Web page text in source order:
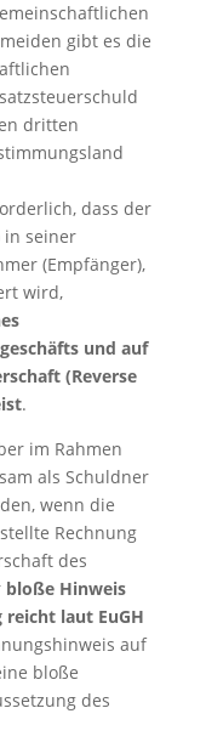
gibt es die
dritten
dass der
in seiner
(Empfänger),
wird,
und auf
(Reverse
.
im Rahmen
als Schuldner
wenn die
Rechnung
des
bloße Hinweis
reicht laut EuGH
auf
bloße
des